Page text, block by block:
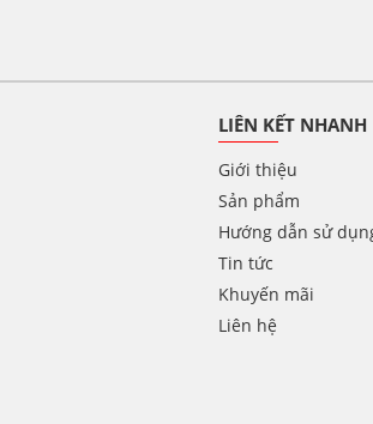
LIÊN KẾT NHANH
Giới thiệu
Sản phẩm
Hướng dẫn sử
Tin tức
Khuyến mãi
Liên hệ